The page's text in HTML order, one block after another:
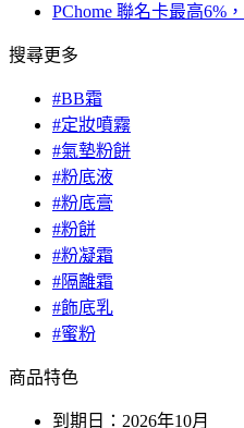
PChome 聯名卡最高6%
搜尋更多
#BB霜
#定妝噴霧
#氣墊粉餅
#粉底液
#粉底膏
#粉餅
#粉凝霜
#隔離霜
#飾底乳
#蜜粉
商品特色
到期日：2026年10月